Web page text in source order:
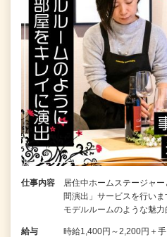
仕事内容
居住中ホームステージャ
間演出」サービスを行いま
モデルルームのような魅
給与 時給1,400円～2,200円＋手